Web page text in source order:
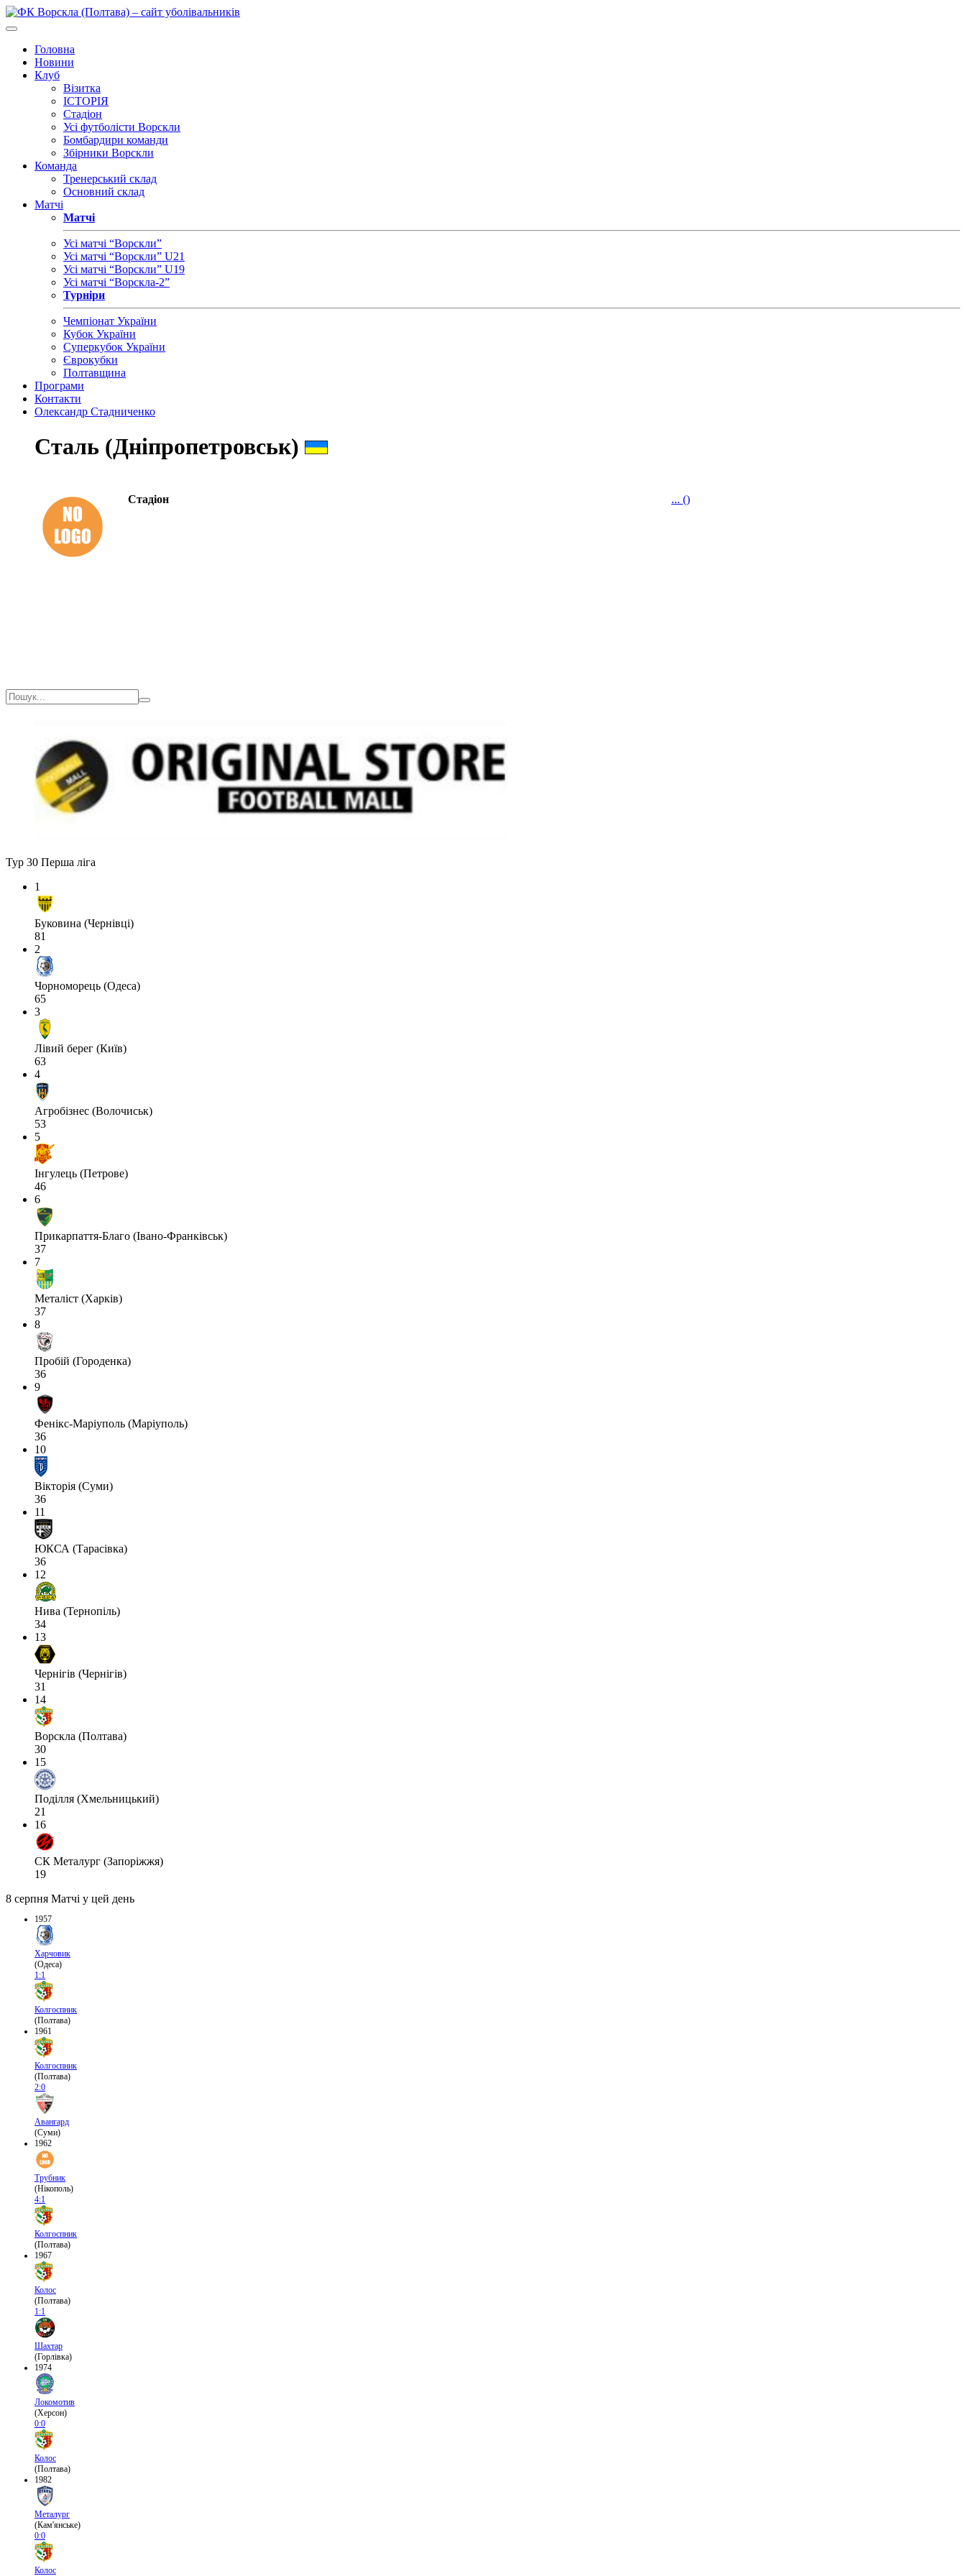
Головна
Новини
Клуб
Візитка
ІСТОРІЯ
Стадіон
Усі футболісти Ворскли
Бомбардири команди
Збірники Ворскли
Команда
Тренерський склад
Основний склад
Матчі
Матчі
Усі матчі “Ворскли”
Усі матчі “Ворскли” U21
Усі матчі “Ворскли” U19
Усі матчі “Ворскла-2”
Турніри
Чемпіонат України
Кубок України
Суперкубок України
Єврокубки
Полтавщина
Програми
Контакти
Олександр Стадниченко
Сталь (Дніпропетровськ)
Стадіон ... ()
Тур 30 Перша ліга
1
Буковина (Чернівці)
81
2
Чорноморець (Одеса)
65
3
Лівий берег (Київ)
63
4
Агробізнес (Волочиськ)
53
5
Інгулець (Петрове)
46
6
Прикарпаття-Благо (Івано-Франківськ)
37
7
Металіст (Харків)
37
8
Пробій (Городенка)
36
9
Фенікс-Маріуполь (Маріуполь)
36
10
Вікторія (Суми)
36
11
ЮКСА (Тарасівка)
36
12
Нива (Тернопіль)
34
13
Чернігів (Чернігів)
31
14
Ворскла (Полтава)
30
15
Поділля (Хмельницький)
21
16
СК Металург (Запоріжжя)
19
8 серпня Матчі у цей день
1957
Харчовик
(Одеса)
1:1
Колгоспник
(Полтава)
1961
Колгоспник
(Полтава)
2:0
Авангард
(Суми)
1962
Трубник
(Нікополь)
4:1
Колгоспник
(Полтава)
1967
Колос
(Полтава)
1:1
Шахтар
(Горлівка)
1974
Локомотив
(Херсон)
0:0
Колос
(Полтава)
1982
Металург
(Кам'янське)
0:0
Колос